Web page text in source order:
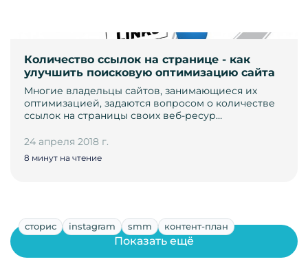
Количество ссылок на странице - как
улучшить поисковую оптимизацию сайта
Многие владельцы сайтов, занимающиеся их
оптимизацией, задаются вопросом о количестве
ссылок на страницы своих веб-ресур…
24 апреля 2018 г.
8 минут на чтение
сторис instagram smm контент-план
Показать ещё